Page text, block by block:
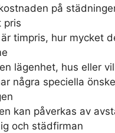
på
pris
timpris, hur mycket
lägenhet, hus eller
några speciella
kan påverkas av
och städfirman